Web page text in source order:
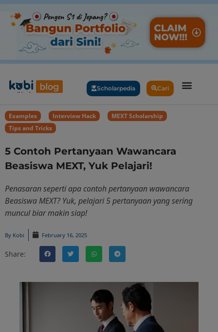
Scholarpedia Cari
Examples Interview Hack MEXT Scholarship
Tips and Tricks
5 Contoh Pertanyaan Wawancara
Beasiswa MEXT, Yuk Pelajari!
Penasaran seperti apa contoh pertanyaan wawancara
Beasiswa MEXT? Yuk, pelajari 5 pertanyaan yang sering
muncul biar makin siap!
By Kobi February 16, 2025
Share: